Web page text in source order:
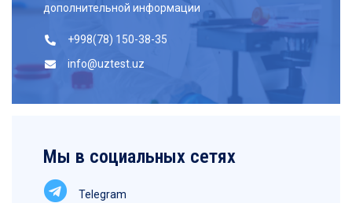
дополнительной информации
+998(78) 150-38-35
info@uztest.uz
Мы в социальных сетях
Telegram